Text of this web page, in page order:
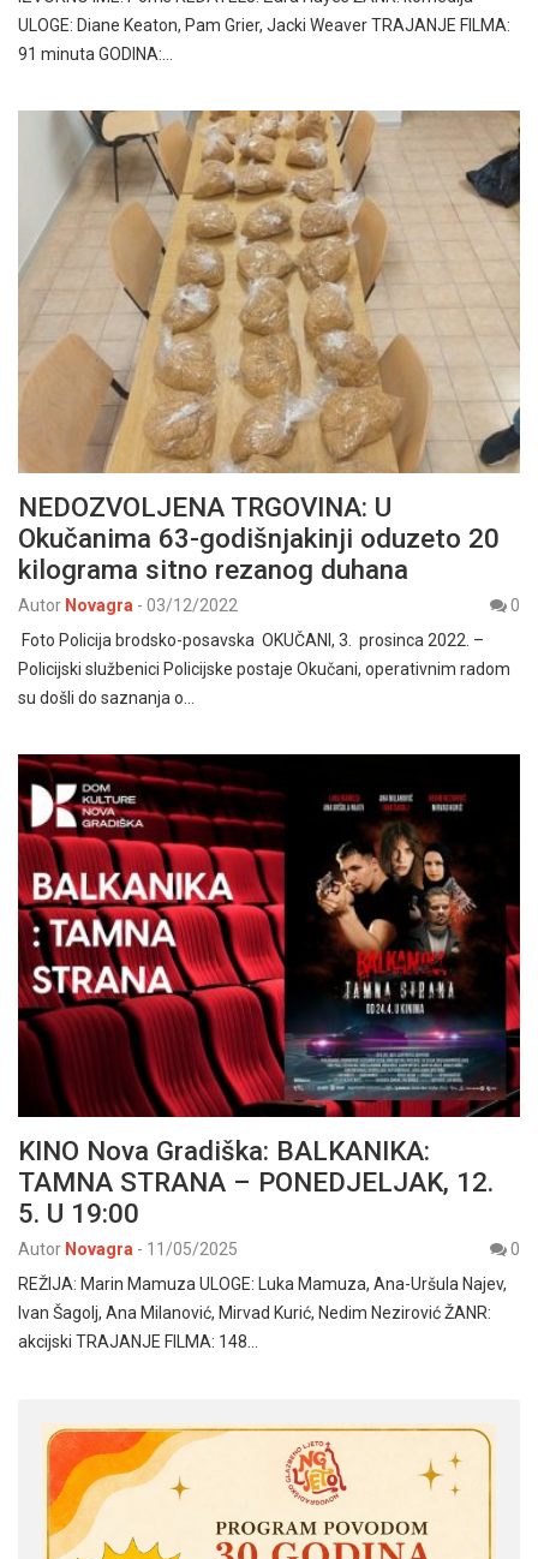
ULOGE: Diane Keaton, Pam Grier, Jacki Weaver TRAJANJE FILMA:
91 minuta GODINA:…
NEDOZVOLJENA TRGOVINA: U
Okučanima 63-godišnjakinji oduzeto 20
kilograma sitno rezanog duhana
Autor Novagra - 03/12/2022
0
Foto Policija brodsko-posavska OKUČANI, 3. prosinca 2022. –
Policijski službenici Policijske postaje Okučani, operativnim radom
su došli do saznanja o…
KINO Nova Gradiška: BALKANIKA:
TAMNA STRANA – PONEDJELJAK, 12.
5. U 19:00
Autor Novagra - 11/05/2025
0
REŽIJA: Marin Mamuza ULOGE: Luka Mamuza, Ana-Uršula Najev,
Ivan Šagolj, Ana Milanović, Mirvad Kurić, Nedim Nezirović ŽANR:
akcijski TRAJANJE FILMA: 148…